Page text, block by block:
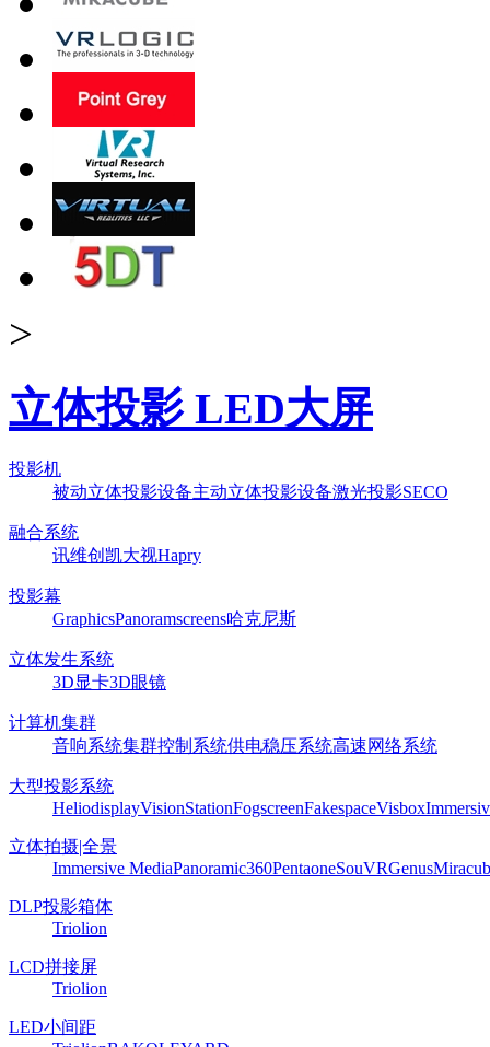
>
立体投影 LED大屏
投影机
被动立体投影设备主动立体投影设备激光投影SECO
融合系统
讯维创凯大视Hapry
投影幕
GraphicsPanoramscreens哈克尼斯
立体发生系统
3D显卡3D眼镜
计算机集群
音响系统集群控制系统供电稳压系统高速网络系统
大型投影系统
HeliodisplayVisionStationFogscreenFakespaceVisbox
立体拍摄|全景
Immersive MediaPanoramic360PentaoneSouVRGenus
DLP投影箱体
Triolion
LCD拼接屏
Triolion
LED小间距